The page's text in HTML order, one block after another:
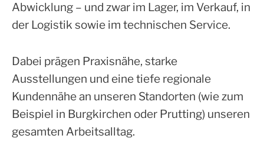
Abwicklung – und zwar im Lager, im Verkauf, in
der Logistik sowie im technischen Service.
Dabei prägen Praxisnähe, starke
Ausstellungen und eine tiefe regionale
Kundennähe an unseren Standorten (wie zum
Beispiel in Burgkirchen oder Prutting) unseren
gesamten Arbeitsalltag.